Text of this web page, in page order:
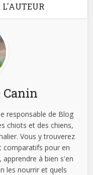
L'AUTEUR
Canin
responsable de Blog
chiots et des chiens,
Vous y trouverez
comparatifs pour en
apprendre à bien s'en
les nourrir et quels